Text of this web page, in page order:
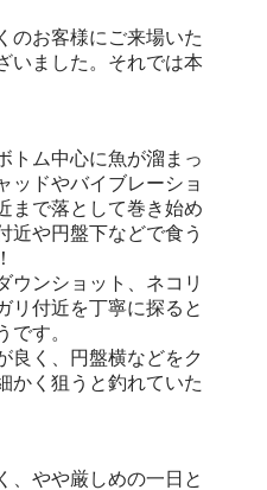
お客様にご来場いた
いました。それでは本
ム中心に魚が溜まっ
ッドやバイブレーショ
まで落として巻き始め
近や円盤下などで食う
ンショット、ネコリ
リ付近を丁寧に探ると
です。
く、円盤横などをク
かく狙うと釣れていた
やや厳しめの一日と